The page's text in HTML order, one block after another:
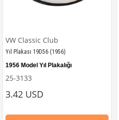
VW Classic Club
Yıl Plakası 19D56 (1956)
1956 Model Yıl Plakalığı
25-3133
3.42 USD